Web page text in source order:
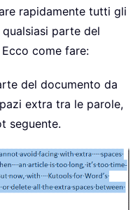
rapidamente tutti gli
parte del
come fare:
del documento da
extra tra le parole,
seguente.